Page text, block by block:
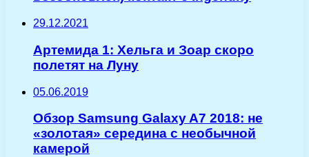
29.12.2021
Артемида 1: Хельга и Зоар скоро
полетят на Луну
05.06.2019
Обзор Samsung Galaxy A7 2018: не
«золотая» середина с необычной
камерой